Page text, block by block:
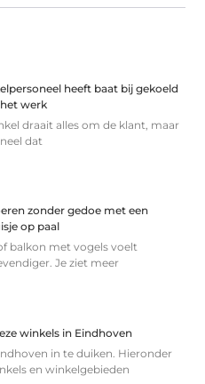
heeft baat bij gekoeld
werk
draait alles om de klant, maar
dat
zonder gedoe met een
op paal
balkon met vogels voelt
Je ziet meer
winkels in Eindhoven
in te duiken. Hieronder
en winkelgebieden